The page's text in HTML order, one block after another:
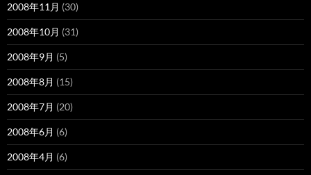
2008年11月 (30)
2008年10月 (31)
2008年9月 (5)
2008年8月 (15)
2008年7月 (20)
2008年6月 (6)
2008年4月 (6)